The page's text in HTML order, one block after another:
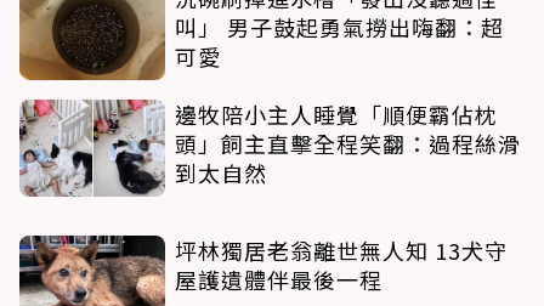
叫」 男子鼓起勇氣撈出嗨翻：超
可愛
邊牧陪小主人睡覺「順便霸佔枕
頭」飼主直擊全程笑翻：過程絲滑
到太自然
坪林獨居老翁離世無人知 13犬守
屋護遺體伴最後一程